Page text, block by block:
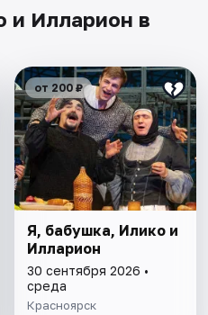
и Илларион в
от 200 ₽
Я, бабушка, Илико и
Илларион
30 сентября 2026 •
среда
Красноярск